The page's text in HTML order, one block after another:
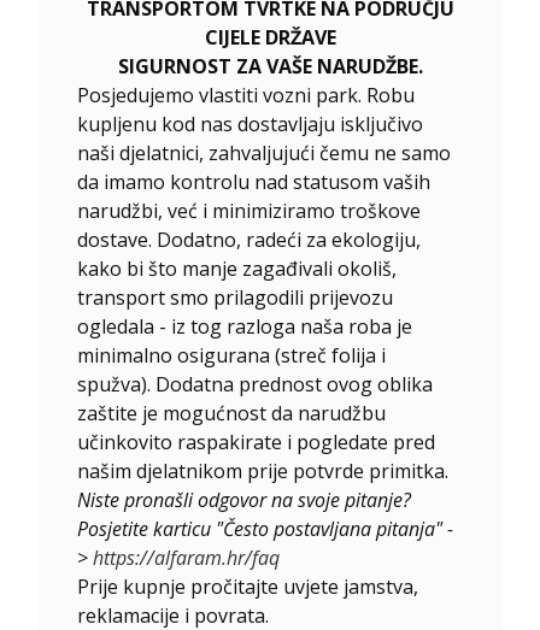
TRANSPORTOM TVRTKE NA PODRUČJU
CIJELE DRŽAVE
SIGURNOST ZA VAŠE NARUDŽBE.
Posjedujemo vlastiti vozni park. Robu
kupljenu kod nas dostavljaju isključivo
naši djelatnici, zahvaljujući čemu ne samo
da imamo kontrolu nad statusom vaših
narudžbi, već i minimiziramo troškove
dostave. Dodatno, radeći za ekologiju,
kako bi što manje zagađivali okoliš,
transport smo prilagodili prijevozu
ogledala - iz tog razloga naša roba je
minimalno osigurana (streč folija i
spužva). Dodatna prednost ovog oblika
zaštite je mogućnost da narudžbu
učinkovito raspakirate i pogledate pred
našim djelatnikom prije potvrde primitka.
Niste pronašli odgovor na svoje pitanje?
Posjetite karticu "Često postavljana pitanja" -
>https://alfaram.hr/faq
Prije kupnje pročitajte uvjete jamstva,
reklamacije i povrata.